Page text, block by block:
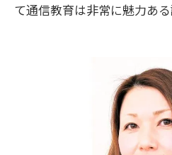
て通信教育は非常に魅力ある